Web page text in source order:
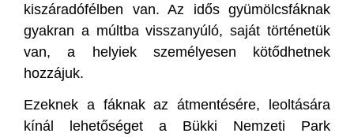
kiszáradófélben van. Az idős gyümölcsfáknak
gyakran a múltba visszanyúló, saját történetük
van, a helyiek személyesen kötődhetnek
hozzájuk.
Ezeknek a fáknak az átmentésére, leoltására
kínál lehetőséget a Bükki Nemzeti Park